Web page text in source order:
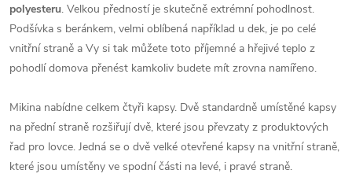
polyesteru. Velkou předností je skutečně extrémní pohodlnost.
Podšívka s beránkem, velmi oblíbená například u dek, je po celé
vnitřní straně a Vy si tak můžete toto příjemné a hřejivé teplo z
pohodlí domova přenést kamkoliv budete mít zrovna namířeno.
Mikina nabídne celkem čtyři kapsy. Dvě standardně umístěné kapsy
na přední straně rozšiřují dvě, které jsou převzaty z produktových
řad pro lovce. Jedná se o dvě velké otevřené kapsy na vnitřní straně,
které jsou umístěny ve spodní části na levé, i pravé straně.